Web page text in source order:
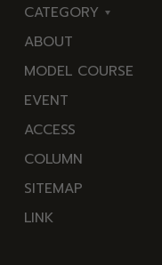
東
伊
豆
西
伊
豆
南
伊
CATEGORY
海
岬
温
泉
花
池・
滝・
ABOUT
MODEL COURSE
EVENT
ACCESS
COLUMN
SITEMAP
LINK